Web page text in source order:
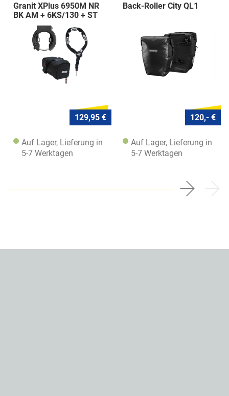
Granit XPlus 6950M NR
BK AM + 6KS/130 + ST
129,95 €
Auf Lager, Lieferung in
5-7 Werktagen
Back-Roller City QL1
120,- €
Auf Lager, Lieferung in
5-7 Werktagen